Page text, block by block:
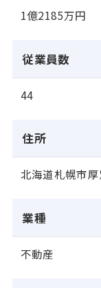
1億2185万円
従業員数
44
住所
北海道札幌市
業種
不動産